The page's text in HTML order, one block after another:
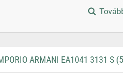
ARMANI EA1041 3131 S